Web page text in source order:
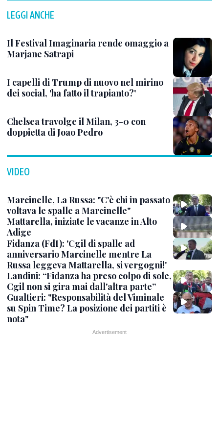
LEGGI ANCHE
Il Festival Imaginaria rende omaggio a
Marjane Satrapi
I capelli di Trump di nuovo nel mirino
dei social, 'ha fatto il trapianto?'
Chelsea travolge il Milan, 3-0 con
doppietta di Joao Pedro
VIDEO
Marcinelle, La Russa: "C'è chi in passato
voltava le spalle a Marcinelle"
Mattarella, iniziate le vacanze in Alto
Adige
Fidanza (FdI): 'Cgil di spalle ad
anniversario Marcinelle mentre La
Russa leggeva Mattarella, si vergogni!'
Landini: “Fidanza ha preso colpo di sole,
Cgil non si gira mai dall'altra parte”
Gualtieri: "Responsabilità del Viminale
su Spin Time? La posizione dei partiti è
nota"